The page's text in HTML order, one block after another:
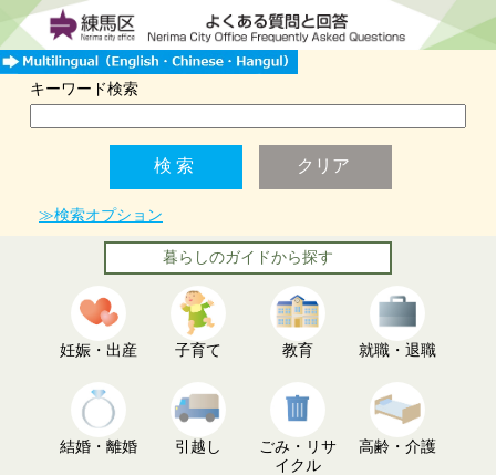
キーワード検索
≫検索オプション
暮らしのガイドから探す
妊娠・出産 子育て 教育 就職・退職
結婚・離婚 引越し
ごみ・リサ
イクル
高齢・介護